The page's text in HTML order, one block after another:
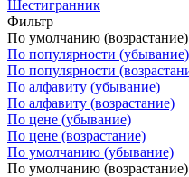
Шестигранник
Фильтр
По умолчанию (возрастание)
По популярности (убывание)
По популярности
По алфавиту (убывание)
По алфавиту (возрастание)
По цене (убывание)
По цене (возрастание)
По умолчанию (убывание)
По умолчанию (возрастание)